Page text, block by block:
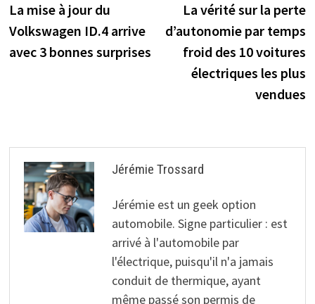
de
l’article
précédente :
La mise à jour du
Volkswagen ID.4 arrive
avec 3 bonnes surprises
La vérité sur la perte
d’autonomie par temps
froid des 10 voitures
électriques les plus
vendues
Jérémie Trossard
Jérémie est un geek option
automobile. Signe particulier : est
arrivé à l'automobile par
l'électrique, puisqu'il n'a jamais
conduit de thermique, ayant
même passé son permis de